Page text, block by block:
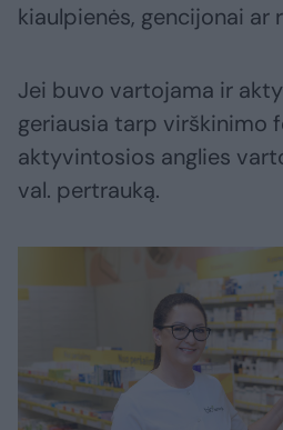
kiaulpienės, gencijonai ar
Jei buvo vartojama ir
geriausia tarp virškinimo
aktyvintosios anglies
val. pertrauką.